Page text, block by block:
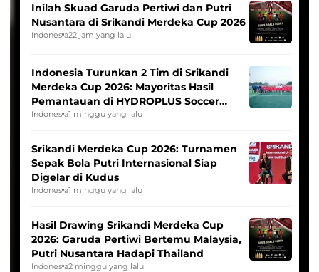
Inilah Skuad Garuda Pertiwi dan Putri
Nusantara di Srikandi Merdeka Cup 2026
Indonesia22 jam yang lalu
Indonesia Turunkan 2 Tim di Srikandi
Merdeka Cup 2026: Mayoritas Hasil
Pemantauan di HYDROPLUS Soccer
League
Indonesia1 minggu yang lalu
Srikandi Merdeka Cup 2026: Turnamen
Sepak Bola Putri Internasional Siap
Digelar di Kudus
Indonesia1 minggu yang lalu
Hasil Drawing Srikandi Merdeka Cup
2026: Garuda Pertiwi Bertemu Malaysia,
Putri Nusantara Hadapi Thailand
Indonesia2 minggu yang lalu